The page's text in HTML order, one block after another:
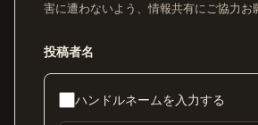
害に遭わないよう、情報共有にご協力お
投稿者名
ハンドルネームを入力する